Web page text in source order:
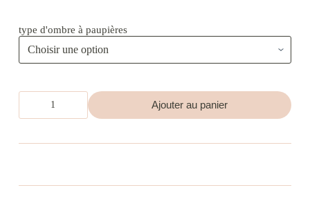
type d'ombre à paupières
quantité
Ombre
paupières
Ajouter au panier